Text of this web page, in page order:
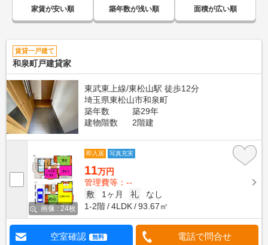
家賃が安い順 築年数が浅い順 面積が広い順
賃貸一戸建て
和泉町戸建貸家
東武東上線/東松山駅 徒歩12分
埼玉県東松山市和泉町
築年数
築29年
建物階数
2階建
画像 : 24枚
即入居 写真充実
11万円
管理費等：--
敷
1ヶ月 礼
なし
1-2階
4LDK 93.67㎡
空室確認 無料 電話で問合せ